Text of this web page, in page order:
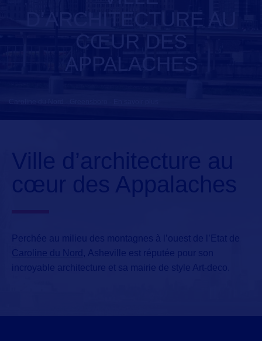
D’ARCHITECTURE AU
CŒUR DES
APPALACHES
Ville d’architecture au
cœur des Appalaches
Perchée au milieu des montagnes à l’ouest de l’Etat de
Caroline du Nord, Asheville est réputée pour son
incroyable architecture et sa mairie de style Art-deco.